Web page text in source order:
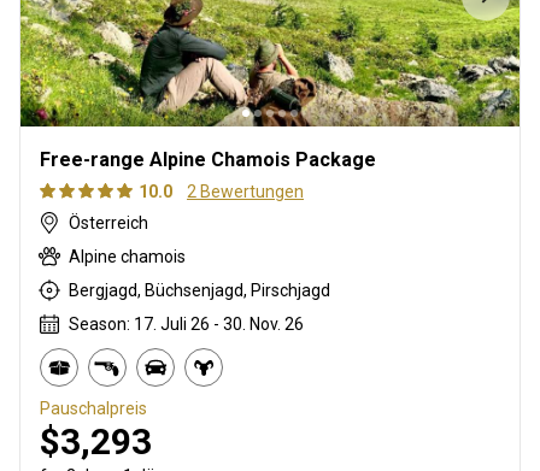
Free-range Alpine Chamois Package
10.0
2 Bewertungen
Österreich
Alpine chamois
Bergjagd, Büchsenjagd, Pirschjagd
Season: 17. Juli 26 - 30. Nov. 26
Pauschalpreis
$3,293